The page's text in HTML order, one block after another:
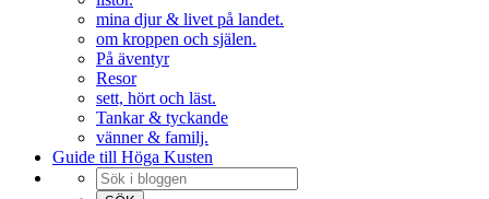
mina djur & livet på landet.
om kroppen och själen.
På äventyr
Resor
sett, hört och läst.
Tankar & tyckande
vänner & familj.
Guide till Höga Kusten